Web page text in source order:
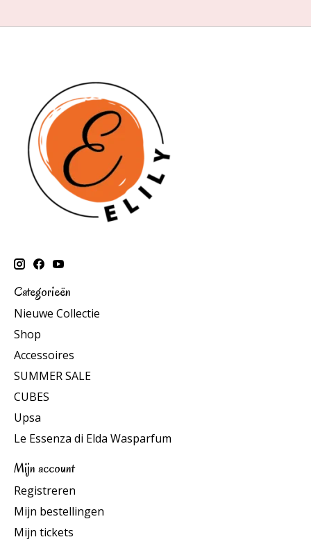
Categorieën
Nieuwe Collectie
Shop
Accessoires
SUMMER SALE
CUBES
Upsa
Le Essenza di Elda Wasparfum
Mijn account
Registreren
Mijn bestellingen
Mijn tickets